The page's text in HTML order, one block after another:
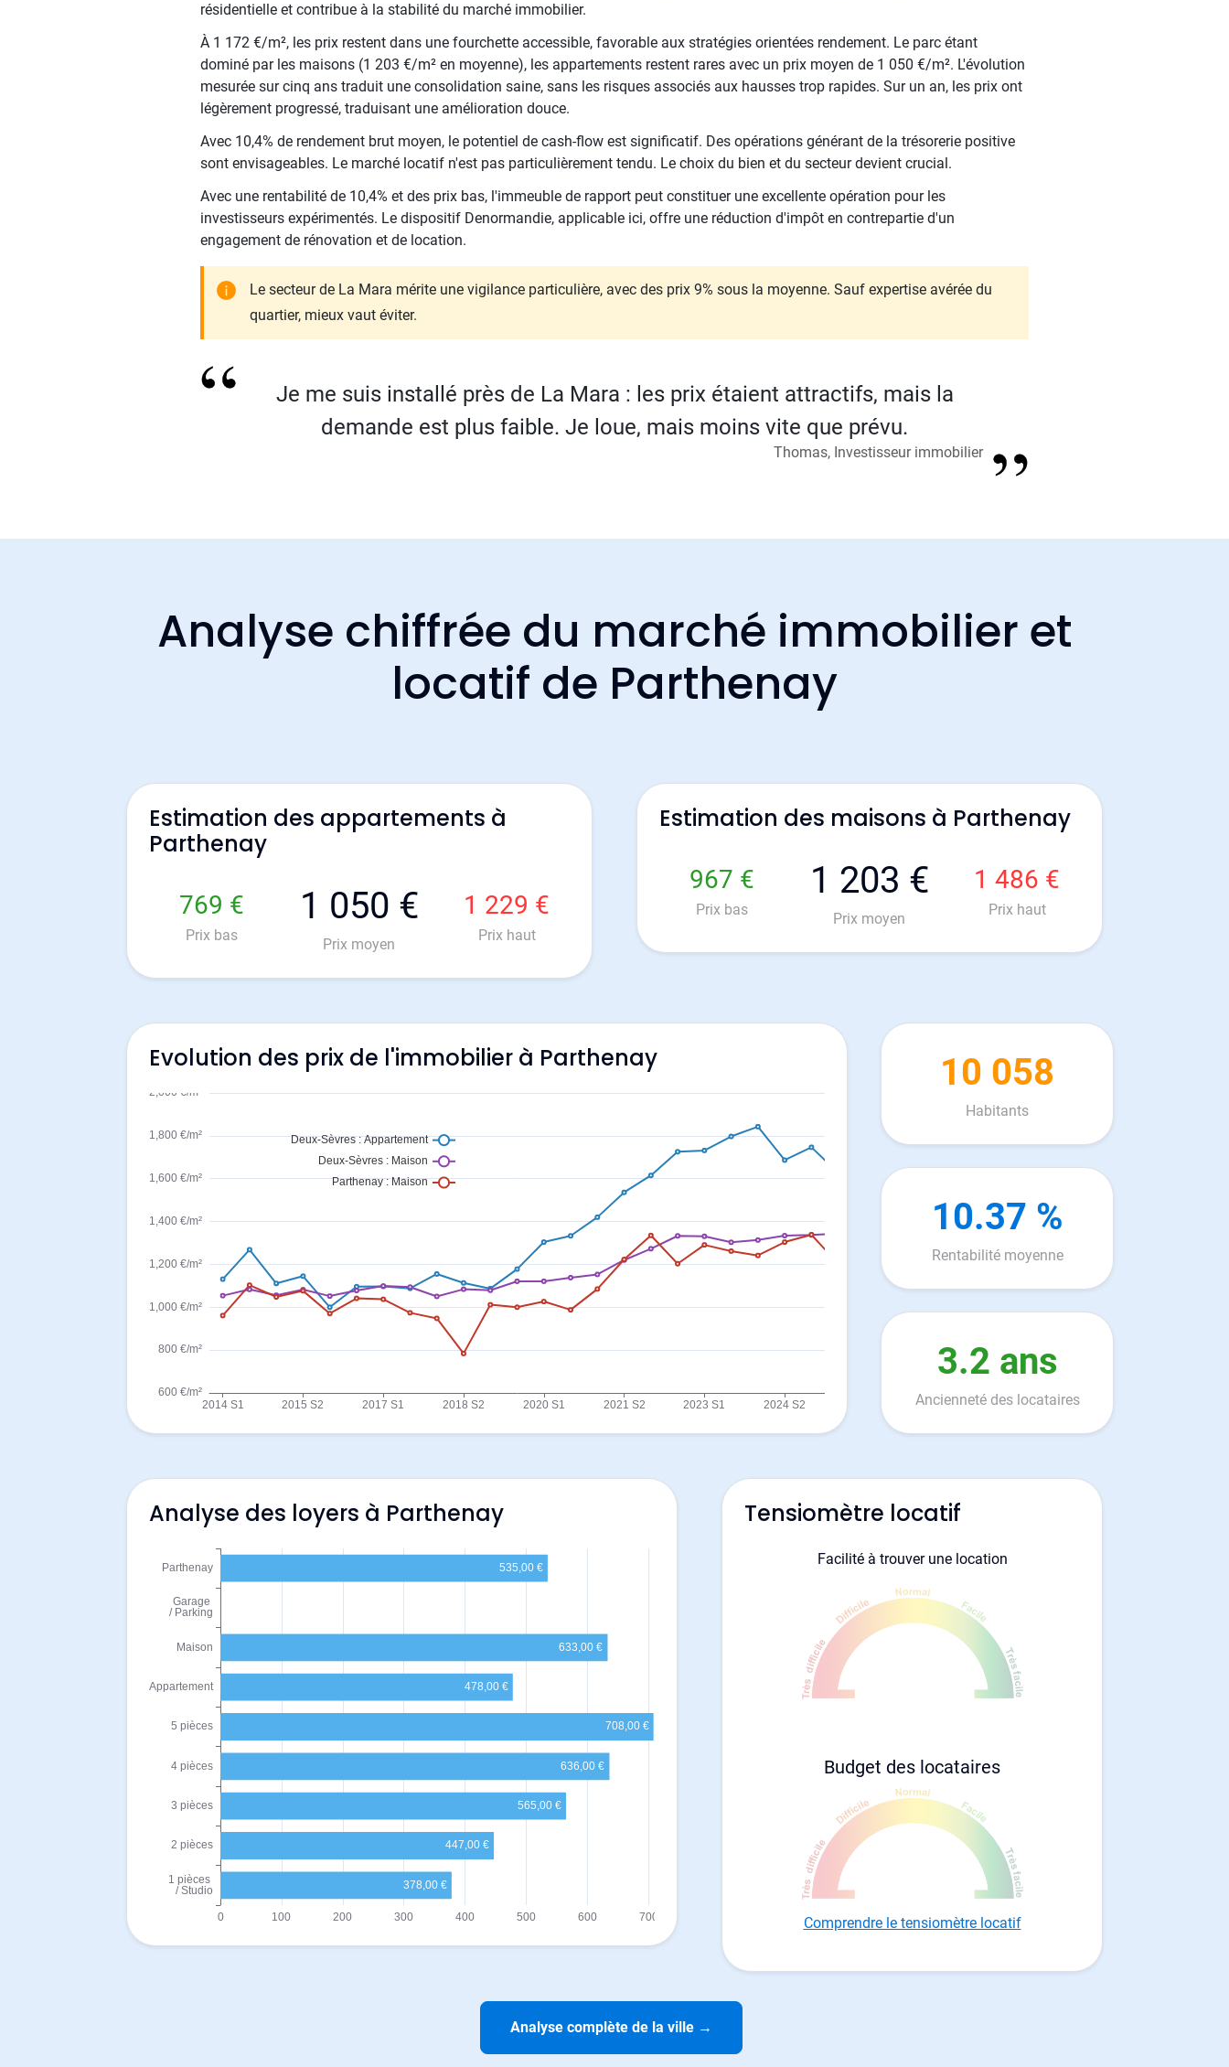
résidentielle et contribue à la stabilité du marché immobilier.
À 1 172 €/m², les prix restent dans une fourchette accessible, favorable aux stratégies orientées rendement. Le parc étant
dominé par les maisons (1 203 €/m² en moyenne), les appartements restent rares avec un prix moyen de 1 050 €/m². L'évolution
mesurée sur cinq ans traduit une consolidation saine, sans les risques associés aux hausses trop rapides. Sur un an, les prix ont
légèrement progressé, traduisant une amélioration douce.
Avec 10,4% de rendement brut moyen, le potentiel de cash-flow est significatif. Des opérations générant de la trésorerie positive
sont envisageables. Le marché locatif n'est pas particulièrement tendu. Le choix du bien et du secteur devient crucial.
Avec une rentabilité de 10,4% et des prix bas, l'immeuble de rapport peut constituer une excellente opération pour les
investisseurs expérimentés. Le dispositif Denormandie, applicable ici, offre une réduction d'impôt en contrepartie d'un
engagement de rénovation et de location.
Le secteur de La Mara mérite une vigilance particulière, avec des prix 9% sous la moyenne. Sauf expertise avérée du
quartier, mieux vaut éviter.
Je me suis installé près de La Mara : les prix étaient attractifs, mais la
demande est plus faible. Je loue, mais moins vite que prévu.
Thomas, Investisseur immobilier
Analyse chiffrée du marché immobilier et
locatif de Parthenay
Estimation des appartements à
Parthenay
769 €
Prix bas
1 050 €
Prix moyen
1 229 €
Prix haut
Estimation des maisons à Parthenay
967 €
Prix bas
1 203 €
Prix moyen
1 486 €
Prix haut
Evolution des prix de l'immobilier à Parthenay 10 058
Habitants
10.37 %
Rentabilité moyenne
3.2 ans
Ancienneté des locataires
Analyse des loyers à Parthenay Tensiomètre locatif
Facilité à trouver une location
Budget des locataires
Comprendre le tensiomètre locatif
Analyse complète de la ville →